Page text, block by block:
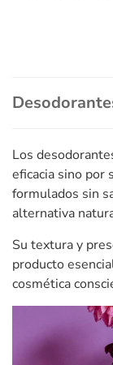
Los
eficacia sino por
formulados sin
alternativa
Su textura y
producto
cosmética